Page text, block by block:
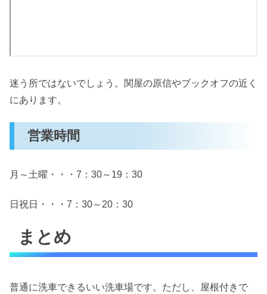
迷う所ではないでしょう。関屋の原信やブックオフの近く
にあります。
営業時間
月～土曜・・・7：30～19：30
日祝日・・・7：30～20：30
まとめ
普通に洗車できるいい洗車場です。ただし、屋根付きで